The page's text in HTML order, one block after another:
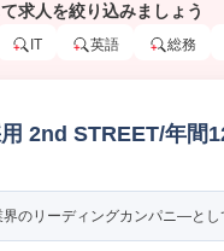
求人を絞り込みましょう
IT 英語 総務
2nd STREET/年間
界のリーディングカンパニ―とし